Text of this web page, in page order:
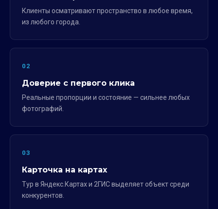
Клиенты осматривают пространство в любое время,
из любого города.
02
Доверие с первого клика
Реальные пропорции и состояние — сильнее любых
фотографий.
03
Карточка на картах
Тур в Яндекс.Картах и 2ГИС выделяет объект среди
конкурентов.